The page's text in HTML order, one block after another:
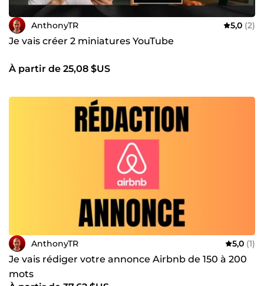
AnthonyTR 5,0 (2)
Je vais créer 2 miniatures YouTube
À partir de 25,08 $US
AnthonyTR 5,0 (1)
Je vais rédiger votre annonce Airbnb de 150 à 200
mots